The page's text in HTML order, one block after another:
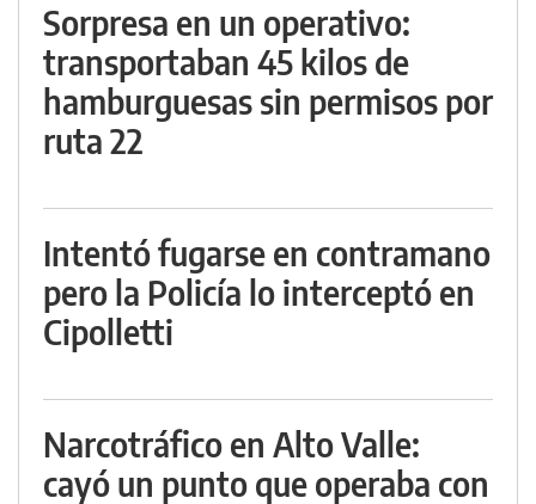
Sorpresa en un operativo:
transportaban 45 kilos de
hamburguesas sin permisos por
ruta 22
Intentó fugarse en contramano
pero la Policía lo interceptó en
Cipolletti
Narcotráfico en Alto Valle:
cayó un punto que operaba con